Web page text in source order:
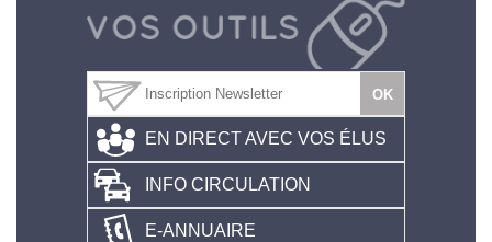
EN DIRECT AVEC VOS ÉLUS
INFO CIRCULATION
E-ANNUAIRE